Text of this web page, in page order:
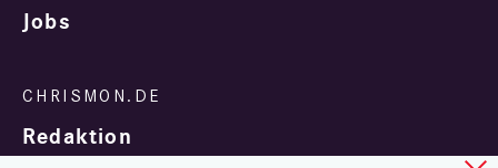
Jobs
Redaktion